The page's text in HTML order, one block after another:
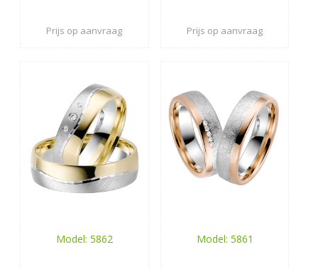
Prijs op aanvraag Prijs op aanvraag
Model: 5862 Model: 5861